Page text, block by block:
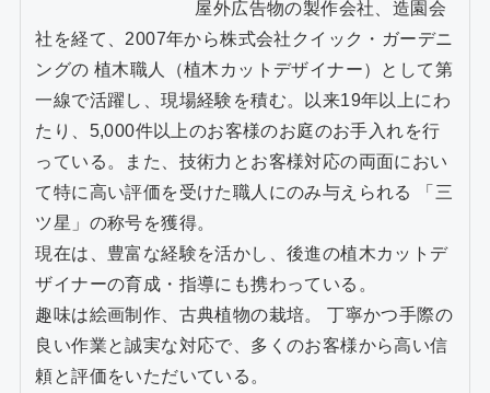
屋外広告物の製作会社、造園会
社を経て、2007年から株式会社クイック・ガーデニ
ングの 植木職人（植木カットデザイナー）として第
一線で活躍し、現場経験を積む。以来19年以上にわ
たり、5,000件以上のお客様のお庭のお手入れを行
っている。また、技術力とお客様対応の両面におい
て特に高い評価を受けた職人にのみ与えられる 「三
ツ星」の称号を獲得。
現在は、豊富な経験を活かし、後進の植木カットデ
ザイナーの育成・指導にも携わっている。
趣味は絵画制作、古典植物の栽培。 丁寧かつ手際の
良い作業と誠実な対応で、多くのお客様から高い信
頼と評価をいただいている。